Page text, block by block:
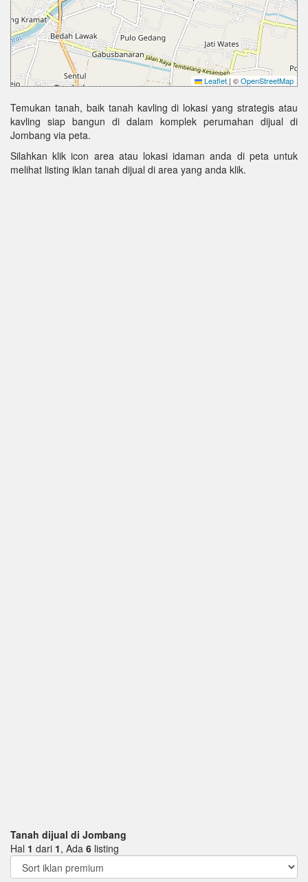
Leaflet | ©OpenStreetMap
Temukan tanah, baik tanah kavling di lokasi yang strategis atau
kavling siap bangun di dalam komplek perumahan dijual di
Jombang via peta.
Silahkan klik icon area atau lokasi idaman anda di peta untuk
melihat listing iklan tanah dijual di area yang anda klik.
Tanah dijual di Jombang
Hal 1 dari 1, Ada 6 listing